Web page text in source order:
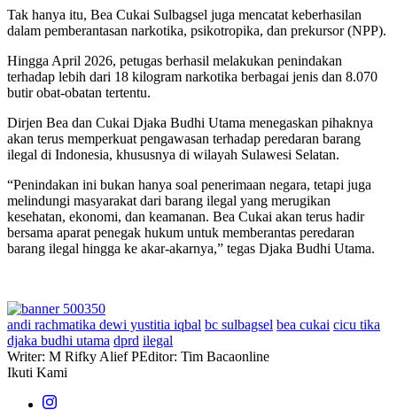
Tak hanya itu, Bea Cukai Sulbagsel juga mencatat keberhasilan
dalam pemberantasan narkotika, psikotropika, dan prekursor (NPP).
Hingga April 2026, petugas berhasil melakukan penindakan
terhadap lebih dari 18 kilogram narkotika berbagai jenis dan 8.070
butir obat-obatan tertentu.
Dirjen Bea dan Cukai Djaka Budhi Utama menegaskan pihaknya
akan terus memperkuat pengawasan terhadap peredaran barang
ilegal di Indonesia, khususnya di wilayah Sulawesi Selatan.
“Penindakan ini bukan hanya soal penerimaan negara, tetapi juga
melindungi masyarakat dari barang ilegal yang merugikan
kesehatan, ekonomi, dan keamanan. Bea Cukai akan terus hadir
bersama aparat penegak hukum untuk memberantas peredaran
barang ilegal hingga ke akar-akarnya,” tegas Djaka Budhi Utama.
andi rachmatika dewi yustitia iqbal bc sulbagsel bea cukai cicu tika
djaka budhi utama dprd ilegal
Writer: M Rifky Alief PEditor: Tim Bacaonline
Ikuti Kami